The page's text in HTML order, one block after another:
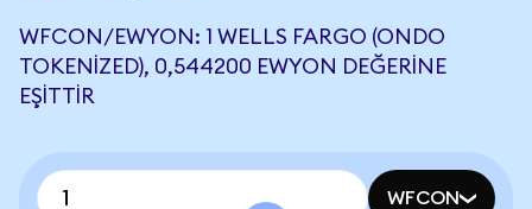
WFCON/EWYON: 1 WELLS FARGO (ONDO
TOKENIZED), 0,544200 EWYON DEĞERINE
EŞITTIR
WFCON